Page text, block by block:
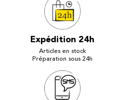
Expédition 24h
Articles en stock
Préparation sous 24h